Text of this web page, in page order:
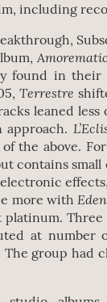
including
found in
Terrestre
leaned
the above.
contains small
more with Eden
platinum.
at number
group had